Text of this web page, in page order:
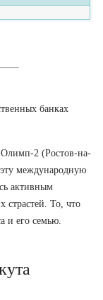
банках
Олимп-2 (Ростов-на-
международную
активным
страстей. То, что
и его семью.